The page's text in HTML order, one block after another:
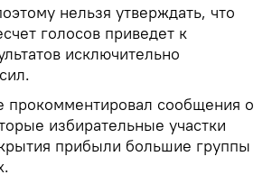
нельзя утверждать, что
голосов приведет к
исключительно
прокомментировал сообщения о
избирательные участки
прибыли большие группы